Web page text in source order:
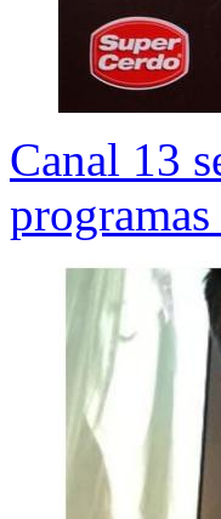
Canal 13